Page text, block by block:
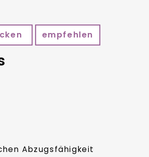
empfehlen
Abzugsfähigkeit